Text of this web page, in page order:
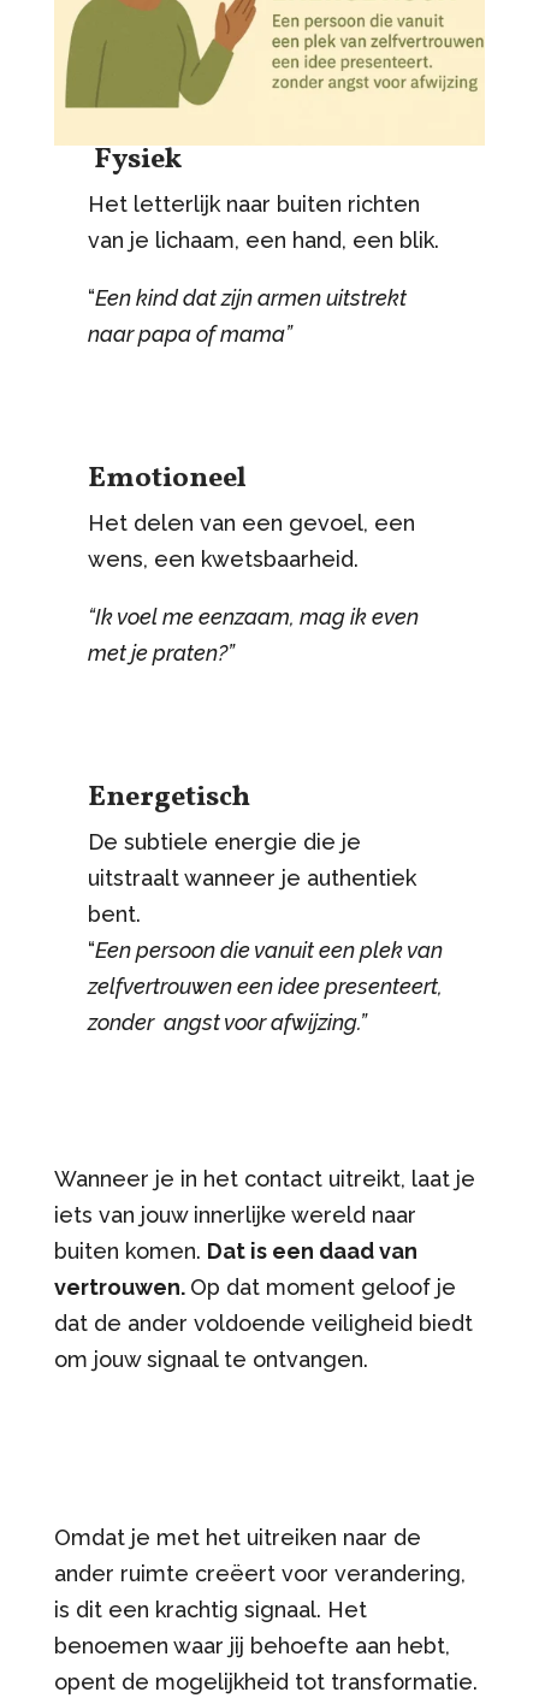
Fysiek
Het letterlijk naar buiten richten
van je lichaam, een hand, een blik.
“Een kind dat zijn armen uitstrekt
naar papa of mama”
Emotioneel
Het delen van een gevoel, een
wens, een kwetsbaarheid.
“Ik voel me eenzaam, mag ik even
met je praten?”
Energetisch
De subtiele energie die je
uitstraalt wanneer je authentiek
bent.
“Een persoon die vanuit een plek van
zelfvertrouwen een idee presenteert,
zonder angst voor afwijzing.”
Wanneer je in het contact uitreikt, laat je
iets van jouw innerlijke wereld naar
buiten komen. Dat is een daad van
vertrouwen. Op dat moment geloof je
dat de ander voldoende veiligheid biedt
om jouw signaal te ontvangen.
Omdat je met het uitreiken naar de
ander ruimte creëert voor verandering,
is dit een krachtig signaal. Het
benoemen waar jij behoefte aan hebt,
opent de mogelijkheid tot transformatie.